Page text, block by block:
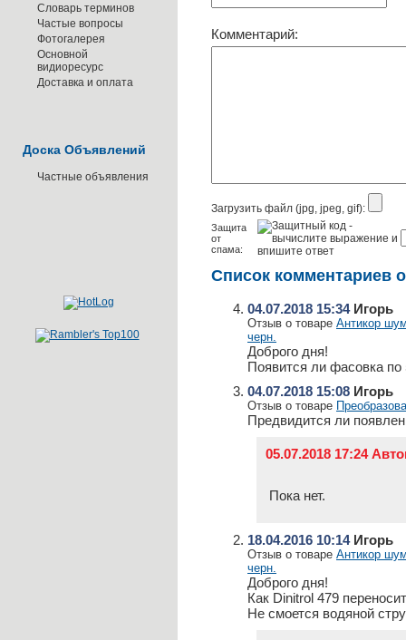
Словарь терминов
Частые вопросы
Фотогалерея
Основной
видиоресурс
Доставка и оплата
Доска Объявлений
Частные объявления
Комментарий:
Загрузить файл (jpg, jpeg, gif):
Защита
от
спама:
Список комментариев
04.07.2018 15:34Игорь
Отзыв о товаре Антикор
черн.
Доброго дня!
Появится ли фасовка по
04.07.2018 15:08 Игорь
Отзыв о товаре
Предвидится ли
05.07.2018 17:24
Пока нет.
18.04.2016 10:14Игорь
Отзыв о товаре Антикор
черн.
Доброго дня!
Как Dinitrol 479
Не смоется водяной